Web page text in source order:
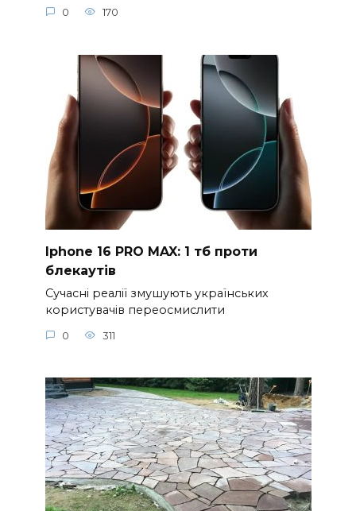
0 170
Iphone 16 PRO MAX: 1 тб проти
блекаутів
Сучасні реалії змушують українських
користувачів переосмислити
0 311